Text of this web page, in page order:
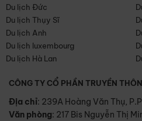
Du lịch Đức
Du lịch Thụy Sĩ
Du lịch Anh
Du lịch luxembourg
Du lịch Hà Lan
CÔNG TY CỔ PHẦN TRUYỀN
Địa chỉ: 239A Hoàng Văn Thụ,
Văn phòng: 217 Bis Nguyễn Thị